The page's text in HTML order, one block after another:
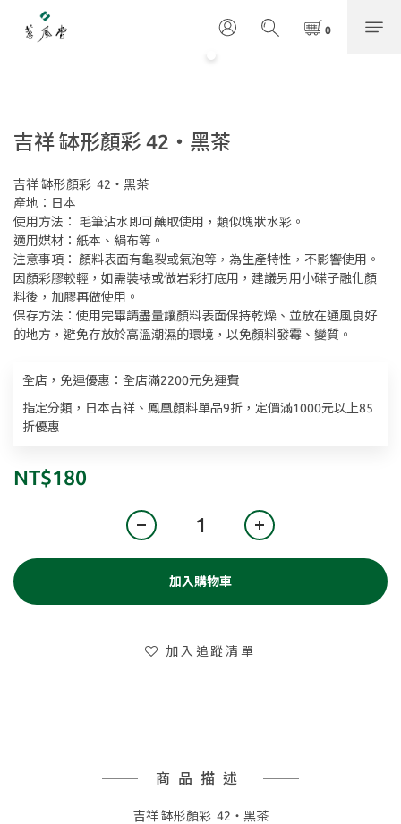
吉祥 缽形顏彩 42・黑茶
吉祥 缽形顏彩  42・黑茶
產地：日本
使用方法： 毛筆沾水即可蘸取使用，類似塊狀水彩。
適用媒材：紙本、絹布等。
注意事項： 顏料表面有龜裂或氣泡等，為生產特性，不影響使用。
因顏彩膠較輕，如需裝裱或做岩彩打底用，建議另用小碟子融化顏
料後，加膠再做使用。
保存方法：使用完畢請盡量讓顏料表面保持乾燥、並放在通風良好
的地方，避免存放於高溫潮濕的環境，以免顏料發霉、變質。
全店，免運優惠：全店滿2200元免運費
指定分類，日本吉祥、鳳凰顏料單品9折，定價滿1000元以上85
折優惠
NT$180
加入購物車
加入追蹤清單
商品描述
吉祥 缽形顏彩 42・黑茶